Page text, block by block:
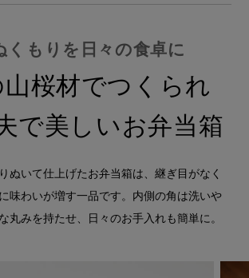
くもりを日々の食卓に
桜材でつくられ
で美しいお弁当箱
ぬいて仕上げたお弁当箱は、継ぎ目がなく
味わいが増す一品です。内側の角は洗いや
丸みを持たせ、日々のお手入れも簡単に。